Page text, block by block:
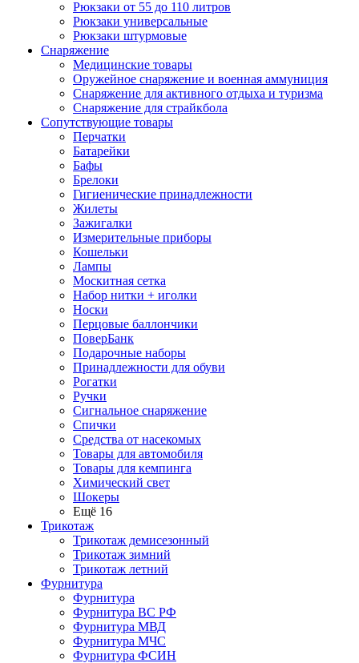
Рюкзаки от 55 до 110 литров
Рюкзаки универсальные
Рюкзаки штурмовые
Снаряжение
Медицинские товары
Оружейное снаряжение и военная аммуниция
Снаряжение для активного отдыха и туризма
Снаряжение для страйкбола
Сопутствующие товары
Перчатки
Батарейки
Бафы
Брелоки
Гигиенические принадлежности
Жилеты
Зажигалки
Измерительные приборы
Кошельки
Лампы
Москитная сетка
Набор нитки + иголки
Носки
Перцовые баллончики
ПоверБанк
Подарочные наборы
Принадлежности для обуви
Рогатки
Ручки
Сигнальное снаряжение
Спички
Средства от насекомых
Товары для автомобиля
Товары для кемпинга
Химический свет
Шокеры
Ещё 16
Трикотаж
Трикотаж демисезонный
Трикотаж зимний
Трикотаж летний
Фурнитура
Фурнитура
Фурнитура ВС РФ
Фурнитура МВД
Фурнитура МЧС
Фурнитура ФСИН